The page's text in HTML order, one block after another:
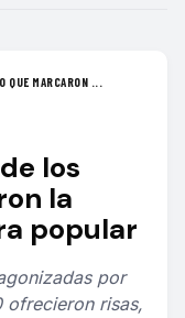
QUE MARCARON ...
los
la
popular
por
ofrecieron risas,